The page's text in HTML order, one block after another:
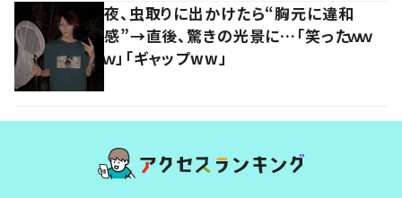
夜、虫取りに出かけたら“胸元に違和
感”→直後、驚きの光景に…「笑ったｗｗ
ｗ」「ギャップww」